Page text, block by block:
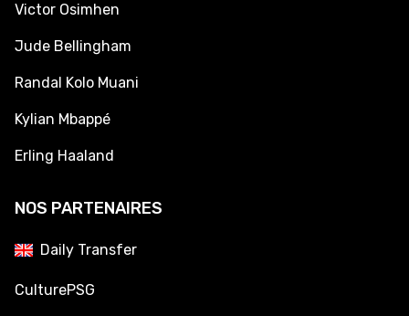
Victor Osimhen
Jude Bellingham
Randal Kolo Muani
Kylian Mbappé
Erling Haaland
NOS PARTENAIRES
Daily Transfer
CulturePSG